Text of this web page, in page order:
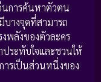
การค้นหาตัวตน
บางจุดที่สามารถ
พลังของตัวละคร
ระทับใจและชวนให้
รเป็นส่วนหนึ่งของ